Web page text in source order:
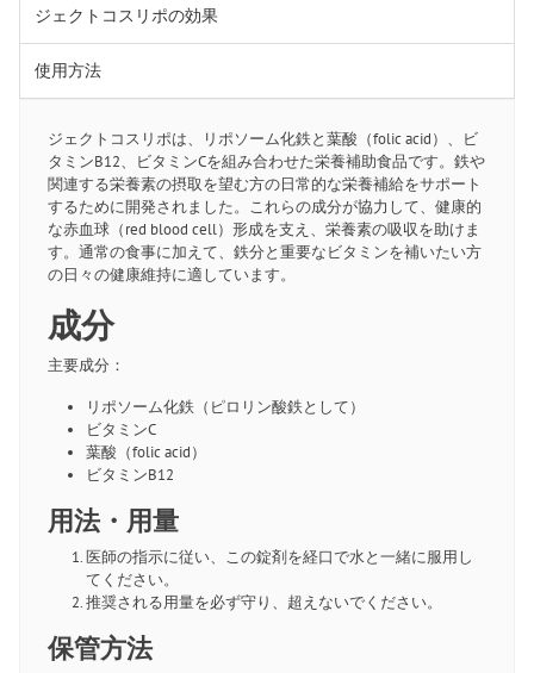
ジェクトコスリポの効果
使用方法
ジェクトコスリポは、リポソーム化鉄と葉酸（folic acid）、ビ
タミンB12、ビタミンCを組み合わせた栄養補助食品です。鉄や
関連する栄養素の摂取を望む方の日常的な栄養補給をサポート
するために開発されました。これらの成分が協力して、健康的
な赤血球（red blood cell）形成を支え、栄養素の吸収を助けま
す。通常の食事に加えて、鉄分と重要なビタミンを補いたい方
の日々の健康維持に適しています。
成分
主要成分：
リポソーム化鉄（ピロリン酸鉄として）
ビタミンC
葉酸（folic acid）
ビタミンB12
用法・用量
医師の指示に従い、この錠剤を経口で水と一緒に服用し
てください。
推奨される用量を必ず守り、超えないでください。
保管方法